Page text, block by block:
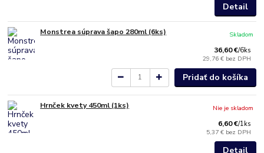
Detail
Monstrea súprava šapo 280ml (6ks)
36,60 €/6ks
29,76 € bez DPH
Skladom
Pridať do košíka
Hrnček kvety 450ml (1ks)
6,60 €/1ks
5,37 € bez DPH
Nie je skladom
Detail